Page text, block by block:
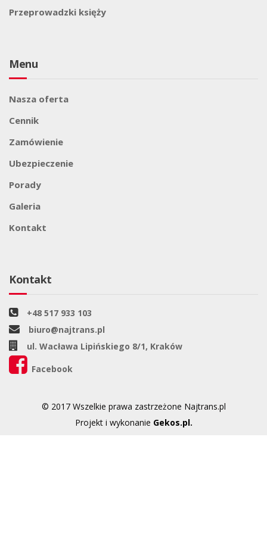
Przeprowadzki księży
Menu
Nasza oferta
Cennik
Zamówienie
Ubezpieczenie
Porady
Galeria
Kontakt
Kontakt
+48 517 933 103
biuro@najtrans.pl
ul. Wacława Lipińskiego 8/1, Kraków
Facebook
© 2017 Wszelkie prawa zastrzeżone Najtrans.pl
Projekt i wykonanie Gekos.pl.